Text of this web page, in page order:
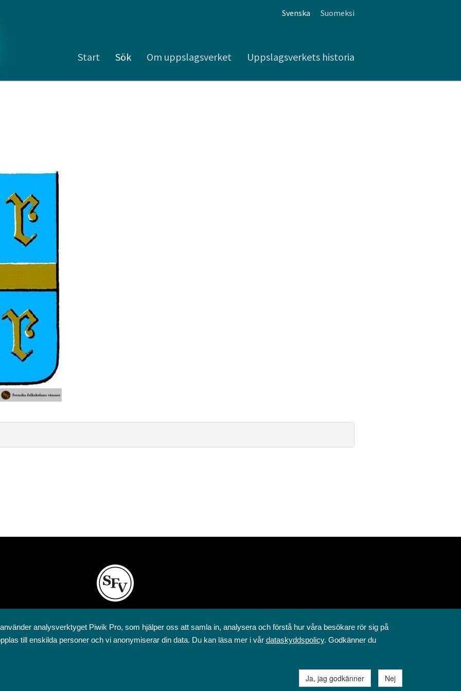
Svenska Suomeksi
Start Sök Om uppslagsverket Uppslagsverkets historia
Annegatan 12
00120 Helsingfors
analysverktyget Piwik Pro, som hjälper oss att samla in, analysera och förstå hur våra besökare rör sig på
till enskilda personer och vi anonymiserar din data. Du kan läsa mer i vår dataskyddspolicy. Godkänner du
Ja, jag godkänner Nej